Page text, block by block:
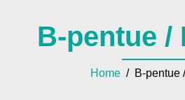
B-pentue /
Home / B-pentue